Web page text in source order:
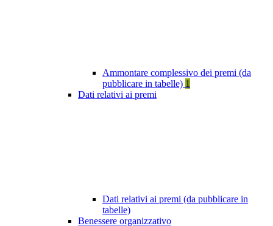
Ammontare complessivo dei premi (da
pubblicare in tabelle) 1
Dati relativi ai premi
Dati relativi ai premi (da pubblicare in
tabelle)
Benessere organizzativo